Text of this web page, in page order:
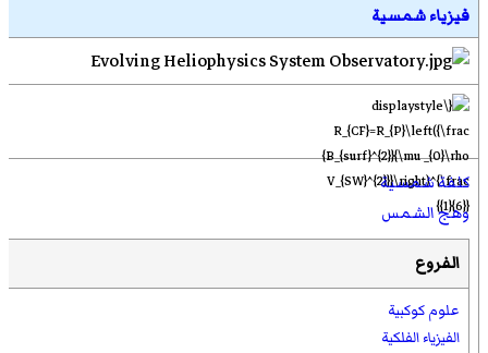
فيزياء شمسية
كلفة شمسية
وهج الشمس
الفروع
علوم كوكبية
الفيزياء الفلكية